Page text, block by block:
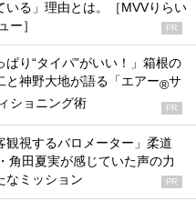
いる」理由とは。［MVVりらい
ー］
PR
ぱり“タイパ”がいい！」箱根の
と神野大地が語る「エアー®サ
ショニング術 PR
観視するバロメーター」柔道
角田夏実が感じていた声の力
なミッション
PR